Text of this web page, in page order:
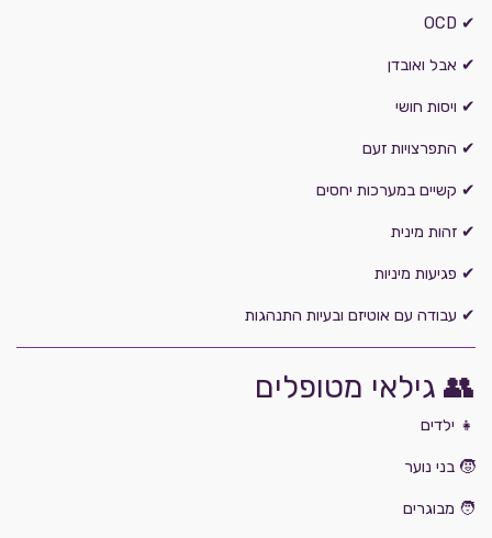
✔ OCD
✔ אבל ואובדן
✔ ויסות חושי
✔ התפרצויות זעם
✔ קשיים במערכות יחסים
✔ זהות מינית
✔ פגיעות מיניות
✔ עבודה עם אוטיזם ובעיות התנהגות
👥 גילאי מטופלים
👧 ילדים
🧒 בני נוער
🧑 מבוגרים